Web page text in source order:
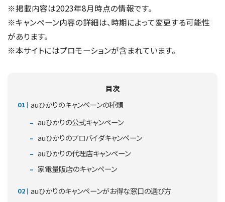
※掲載内容は2023年8月時点の情報です。
※キャンペーン内容の詳細は、時期によって変更する可能性
があります。
※本サイトにはプロモーションが含まれています。
目次
auひかりのキャンペーンの種類
auひかりの公式キャンペーン
auひかりのプロバイダキャンペーン
auひかりの代理店キャンペーン
家電量販店のキャンペーン
auひかりのキャンペーンがお得な窓口の選び方